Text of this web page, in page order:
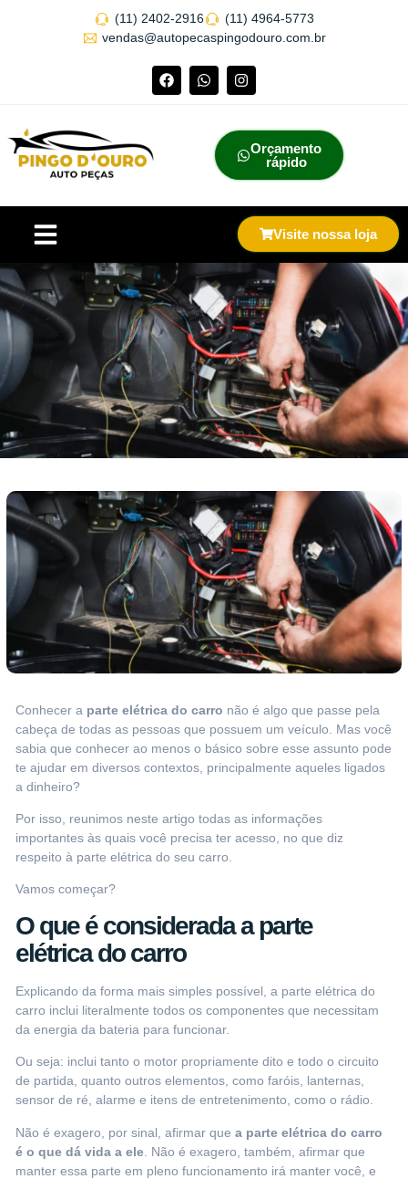
(11) 2402-2916
(11) 4964-5773
vendas@autopecaspingodouro.com.br
Orçamento
rápido
Visite nossa loja
Conhecer a parte elétrica do carro não é algo que passe pela
cabeça de todas as pessoas que possuem um veículo. Mas você
sabia que conhecer ao menos o básico sobre esse assunto pode
te ajudar em diversos contextos, principalmente aqueles ligados
a dinheiro?
Por isso, reunimos neste artigo todas as informações
importantes às quais você precisa ter acesso, no que diz
respeito à parte elétrica do seu carro.
Vamos começar?
O que é considerada a parte
elétrica do carro
Explicando da forma mais simples possível, a parte elétrica do
carro inclui literalmente todos os componentes que necessitam
da energia da bateria para funcionar.
Ou seja: inclui tanto o motor propriamente dito e todo o circuito
de partida, quanto outros elementos, como faróis, lanternas,
sensor de ré, alarme e itens de entretenimento, como o rádio.
Não é exagero, por sinal, afirmar que a parte elétrica do carro
é o que dá vida a ele . Não é exagero, também, afirmar que
manter essa parte em pleno funcionamento irá manter você, e